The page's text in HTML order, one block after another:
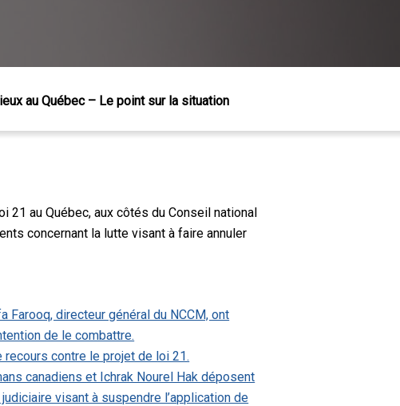
au Québec – Le point sur la situation
21 au Québec, aux côtés du Conseil national
concernant la lutte visant à faire annuler
Farooq, directeur général du NCCM, ont
de le combattre.
recours contre le projet de loi 21.
canadiens et Ichrak Nourel Hak déposent
visant à suspendre l’application de